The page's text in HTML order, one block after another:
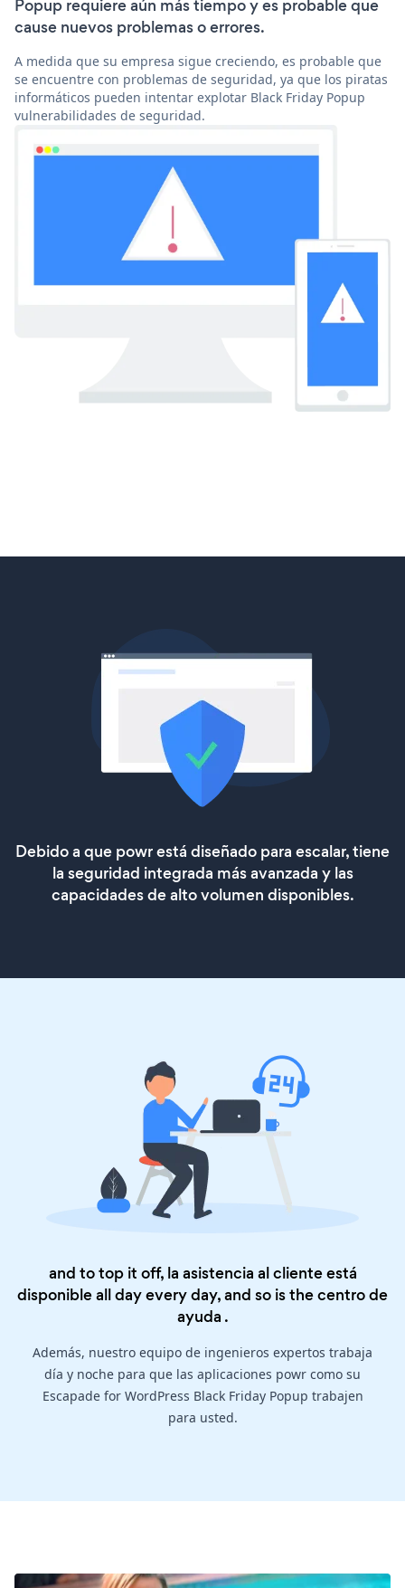
Popup requiere aún más tiempo y es probable que
cause nuevos problemas o errores.
A medida que su empresa sigue creciendo, es probable que
se encuentre con problemas de seguridad, ya que los piratas
informáticos pueden intentar explotar Black Friday Popup
vulnerabilidades de seguridad.
Debido a que powr está diseñado para escalar, tiene
la seguridad integrada más avanzada y las
capacidades de alto volumen disponibles.
and to top it off, la asistencia al cliente está
disponible all day every day, and so is thecentro de
ayuda .
Además, nuestro equipo de ingenieros expertos trabaja
día y noche para que las aplicaciones powr como su
Escapade for WordPress Black Friday Popup trabajen
para usted.